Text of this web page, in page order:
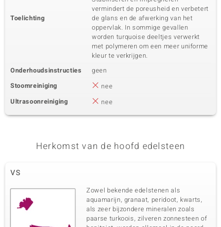
Toelichting
vermindert de poreusheid en verbetert
de glans en de afwerking van het
oppervlak. In sommige gevallen
worden turquoise deeltjes verwerkt
met polymeren om een meer uniforme
kleur te verkrijgen.
Onderhoudsinstructies
geen
Stoomreiniging
nee
Ultrasoonreiniging
nee
Herkomst van de hoofd edelsteen
VS
Zowel bekende edelstenen als
aquamarijn, granaat, peridoot, kwarts,
als zeer bijzondere mineralen zoals
paarse turkoois, zilveren zonnesteen of